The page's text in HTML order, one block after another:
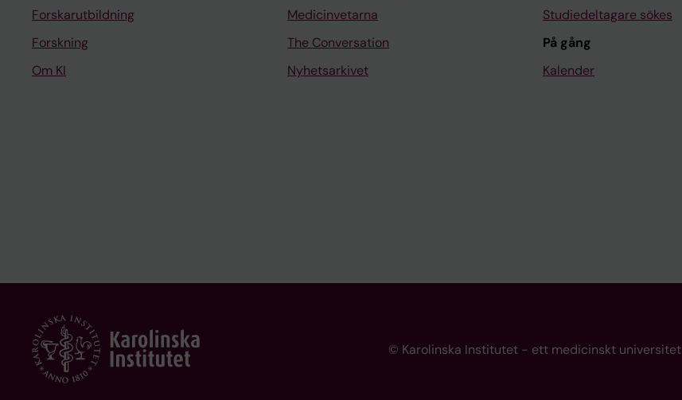
Forskarutbildning
Forskning
Om KI
Medicinvetarna
The Conversation
Nyhetsarkivet
Studiedeltagare sökes
På gång
Kalender
© Karolinska Institutet - ett medicinskt universitet